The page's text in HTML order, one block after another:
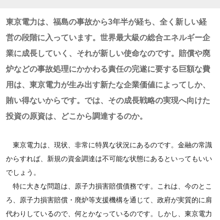
東京電力は、福島の事故から3年半が経ち、全く新しい経
営の段階に入っています。世界最大級の総合エネルギー企
業に成長していく、それが新しい使命なのです。賠償や廃
炉などの事故処理にかかわる責任の完遂に要する巨額な費
用は、東京電力が生み出す新たな企業価値によってしか、
賄い得ないからです。では、その成長戦略の実現へ向けた
投資の原資は、どこから調達するのか。
東京電力は、現状、非常に特異な状況にあるのです。金融の常識
からすれば、新規の資金調達は不可能な状態にあるといってもいい
でしょう。
特に大きな問題は、原子力損害賠償債務です。これは、今のとこ
ろ、原子力損害賠償・廃炉等支援機構を通じて、政府が実質的に肩
代わりしているので、何とかなっているのです。しかし、東京電力